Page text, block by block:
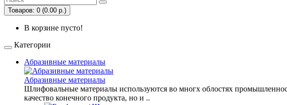
Товаров: 0 (0.00 р.)
В корзине пусто!
Категории
Абразивные материалы
Абразивные материалы
Шлифовальные материалы используются во многх облостях
качество конечного продукта, но и ..